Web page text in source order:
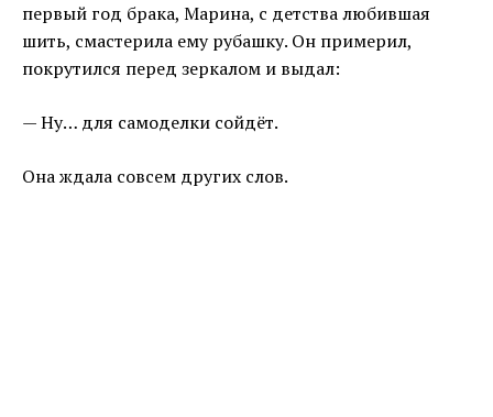
первый год брака, Марина, с детства любившая
шить, смастерила ему рубашку. Он примерил,
покрутился перед зеркалом и выдал:
— Ну… для самоделки сойдёт.
Она ждала совсем других слов.